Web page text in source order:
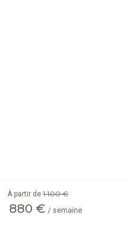
À partir de 1 100 €
880 € / semaine